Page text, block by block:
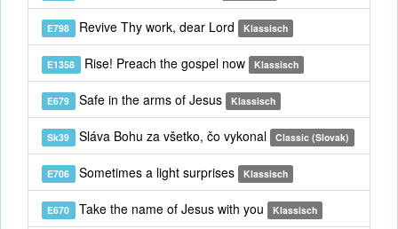
E798 Revive Thy work, dear Lord Klassisch
E1358 Rise! Preach the gospel now Klassisch
E679 Safe in the arms of Jesus Klassisch
Sk39 Sláva Bohu za všetko, čo vykonal Classic (Slovak)
E706 Sometimes a light surprises Klassisch
E670 Take the name of Jesus with you Klassisch